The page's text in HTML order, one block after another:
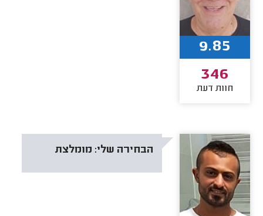
9.85
346
חוות דעת
הבחירה שלי: מומלצת